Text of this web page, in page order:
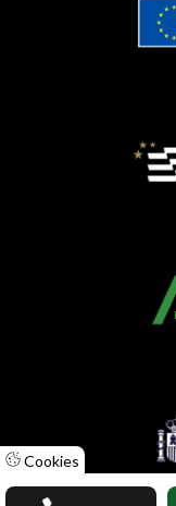
Cookies